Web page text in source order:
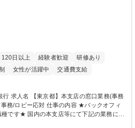
日以上 経験者歓迎
研修あり
女性が活躍中
交通費支給
(事務
事の内容 ★バックオフィ
です★ 国内の本支店等にて下記の業務に従
方/ロビーにて事務手続等の受付・オペレ